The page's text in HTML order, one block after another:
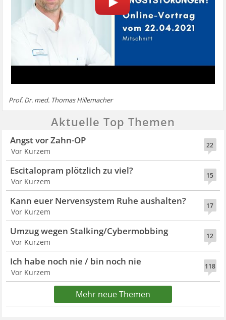
Prof. Dr. med. Thomas Hillemacher
Aktuelle Top Themen
22
Angst vor Zahn-OP
Vor Kurzem
15
Escitalopram plötzlich zu viel?
Vor Kurzem
17
Kann euer Nervensystem Ruhe aushalten?
Vor Kurzem
12
Umzug wegen Stalking/Cybermobbing
Vor Kurzem
118
Ich habe noch nie / bin noch nie
Vor Kurzem
Mehr neue Themen